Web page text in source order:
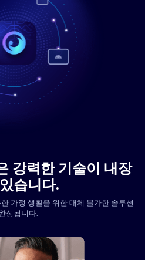
강력한 기술이 내장
습니다.
가정 생활을 위한 대체 불가한 솔루션
성됩니다.